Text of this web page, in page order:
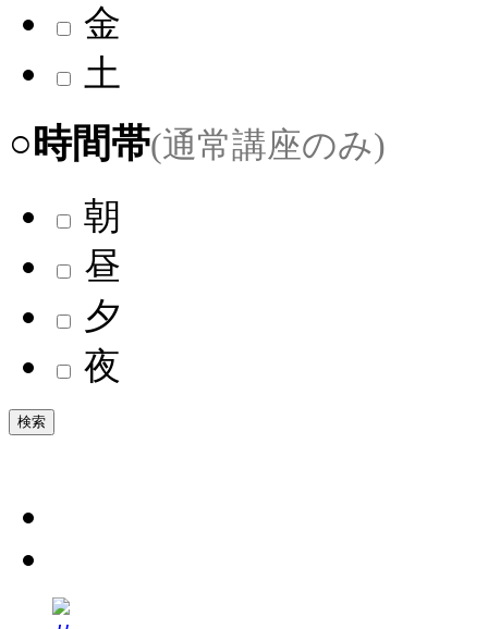
金
土
○時間帯(通常講座のみ)
朝
昼
夕
夜
検索